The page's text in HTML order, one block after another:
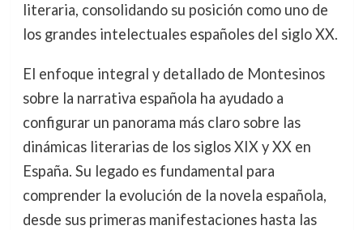
literaria, consolidando su posición como uno de
los grandes intelectuales españoles del siglo XX.
El enfoque integral y detallado de Montesinos
sobre la narrativa española ha ayudado a
configurar un panorama más claro sobre las
dinámicas literarias de los siglos XIX y XX en
España. Su legado es fundamental para
comprender la evolución de la novela española,
desde sus primeras manifestaciones hasta las